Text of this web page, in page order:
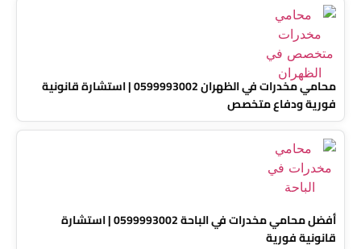
محامي مخدرات في الظهران 0599993002 | استشارة قانونية
فورية ودفاع متخصص
أفضل محامي مخدرات في الباحة 0599993002 | استشارة
قانونية فورية